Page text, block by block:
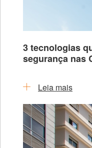
3 tecnologias
segurança nas
Leia mais